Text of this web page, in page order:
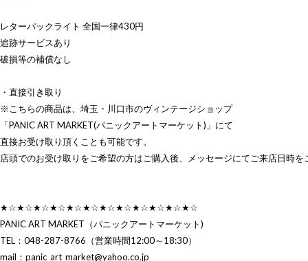
レターパックライト 全国一律430円
追跡サービスあり
破損等の補償なし
・直接引き取り
※こちらの商品は、埼玉・川口市のヴィンテージショップ
「PANIC ART MARKET(パニックアートマーケット)」にて
直接お受け取り頂くことも可能です。
店頭でのお受け取りをご希望の方はご購入後、メッセージにてご来店日時を
★☆★☆★☆★☆★☆★☆★☆★☆★☆★☆★☆★☆
PANIC ART MARKET（パニックアートマーケット)
TEL：048-287-8766（営業時間12:00～18:30）
mail： panic_art_market@yahoo.co.jp